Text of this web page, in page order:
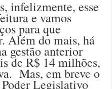
infelizmente, esse
e vamos
para que
Além do mais, há
gestão anterior
de R$ 14 milhões,
Mas, em breve o
Legislativo